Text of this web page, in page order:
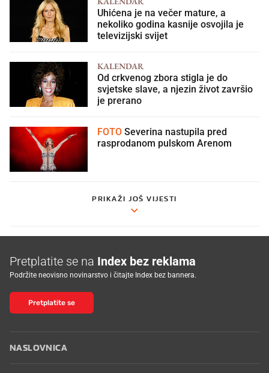
Uhićena je na večer mature, a
nekoliko godina kasnije osvojila je
televizijski svijet
KALENDAR
Od crkvenog zbora stigla je do
svjetske slave, a njezin život završio
je prerano
FOTO
rasprodanom pulskom Arenom
PRIKAŽI JOŠ VIJESTI
Pretplatite se na Index bez reklama
Podržite neovisno novinarstvo i čitajte Index bez bannera.
Pretplatite se
NASLOVNICA